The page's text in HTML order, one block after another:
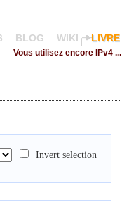
BLOG WIKI LIVRE
Vous utilisez encore IPv4 ...
Invert selection